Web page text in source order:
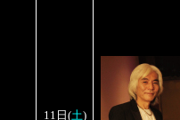
11日 (土)